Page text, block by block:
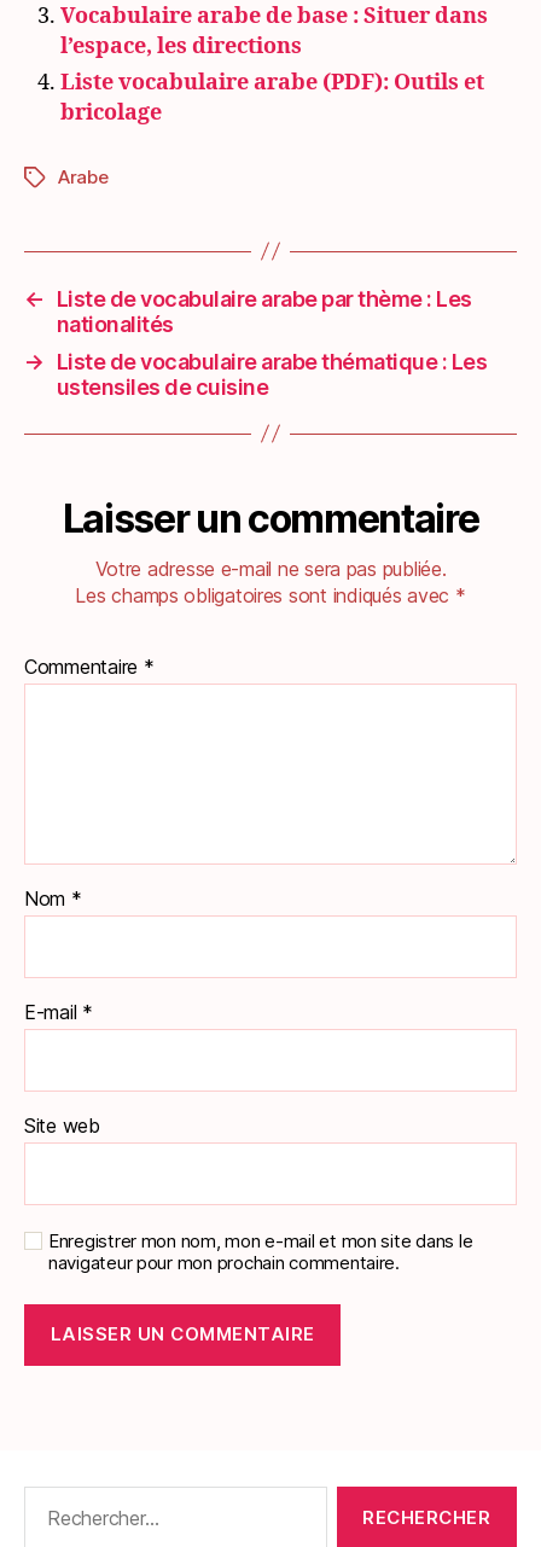
Vocabulaire arabe de base : Situer dans
l’espace, les directions
Liste vocabulaire arabe (PDF): Outils et
bricolage
Étiquettes
Arabe
←
Liste de vocabulaire arabe par thème : Les
nationalités
→
Liste de vocabulaire arabe thématique : Les
ustensiles de cuisine
Laisser un commentaire
Votre adresse e-mail ne sera pas publiée.
Les champs obligatoires sont indiqués avec *
Commentaire *
Nom *
E-mail *
Site web
Enregistrer mon nom, mon e-mail et mon site dans le
navigateur pour mon prochain commentaire.